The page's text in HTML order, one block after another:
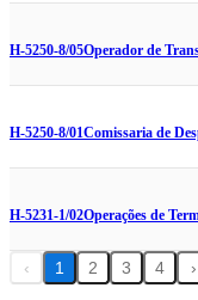
H-5250-8/05Operador de
H-5250-8/01Comissaria de
H-5231-1/02Operações de
‹ 1 2 3 4 ›